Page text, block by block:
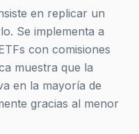
en replicar un
Se implementa a
con comisiones
muestra que la
en la mayoría de
gracias al menor